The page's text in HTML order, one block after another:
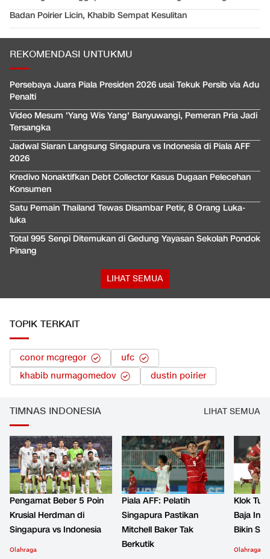
Badan Poirier Licin, Khabib Sempat Kesulitan
REKOMENDASI UNTUKMU
Persebaya Juara Piala Presiden 2026 usai Tekuk Persib via Adu
Penalti
Video Mesum 'Yang Wis Yang' Banyuwangi, Pemeran Pria Jadi
Tersangka
Jadwal Siaran Langsung Singapura vs Indonesia di Piala AFF
2026
Kredivo Nonaktifkan Debt Collector Kasus Dugaan Pelecehan
Konsumen
Satu Pemain Thailand Tewas Disambar Petir, 8 Orang Luka-
luka
Total 995 Senpi Ditemukan di Gedung Yayasan Sekolah Pondok
Pinang
LIHAT SEMUA
TOPIK TERKAIT
conor mcgregor
ufc
khabib nurmagomedov
dustin poirier
TIMNAS INDONESIA LIHAT SEMUA
Pengamat Beber 5 Poin
Krusial Herdman di
Singapura vs Indonesia
Olahraga
Piala AFF: Pelatih
Singapura Pastikan
Mitchell Baker Tak
Berkutik
Klok
Baja
Bikin
Olahraga